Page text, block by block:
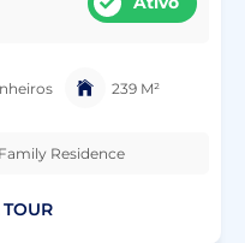
239 M²
Residence